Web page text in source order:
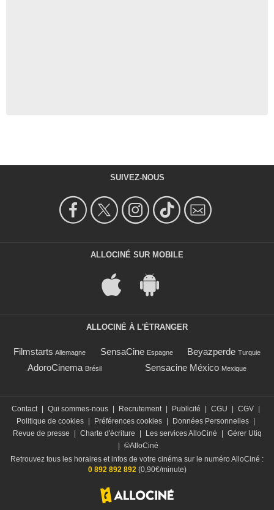
SUIVEZ-NOUS
ALLOCINÉ SUR MOBILE
ALLOCINÉ À L'ÉTRANGER
Filmstarts Allemagne SensaCine Espagne Beyazperde Turquie
AdoroCinema Brésil Sensacine México Mexique
Contact | Qui sommes-nous | Recrutement | Publicité | CGU | CGV |
Politique de cookies | Préférences cookies | Données Personnelles |
Revue de presse
| Charte d'écriture | Les services AlloCiné | Gérer Utiq
| ©AlloCiné
Retrouvez tous les horaires et infos de votre cinéma sur le numéro AlloCiné :
0 892 892 892 (0,90€/minute)